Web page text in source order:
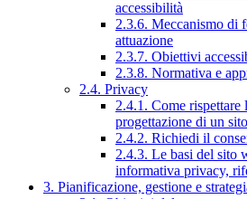
accessibilità
2.3.6. Meccanismo di
attuazione
2.3.7. Obiettivi
2.3.8. Normativa e
2.4. Privacy
2.4.1. Come
progettazione di un
2.4.2. Richiedi il
2.4.3. Le basi del sito
informativa privacy,
3. Pianificazione, gestione e